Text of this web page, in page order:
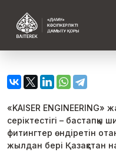
«KAISER ENGINEERING»
серіктестігі – бастапқы
фитингтер өндіретін
жылдан бері Қазақстан